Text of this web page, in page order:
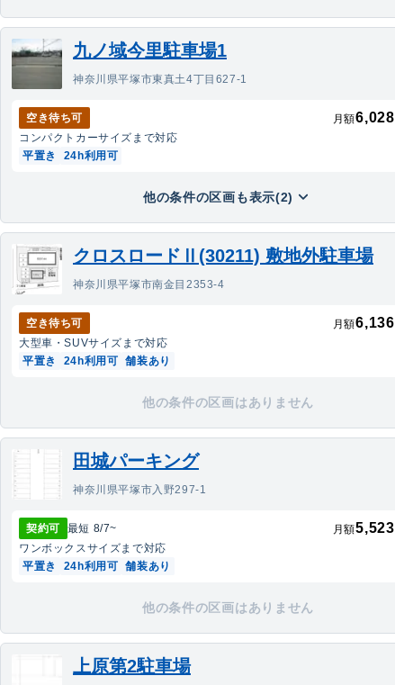
九ノ域今里駐車場1
神奈川県平塚市東真土4丁目627-1
空き待ち可 月額6,028
コンパクトカーサイズまで対応
平置き
24h利用可
他の条件の区画も表示(2)
クロスロードⅡ(30211) 敷地外駐車場
神奈川県平塚市南金目2353-4
空き待ち可 月額6,136
大型車・SUVサイズまで対応
平置き
24h利用可 舗装あり
他の条件の区画はありません
田城パーキング
神奈川県平塚市入野297-1
契約可 最短 8/7~ 月額5,523
ワンボックスサイズまで対応
平置き
24h利用可 舗装あり
他の条件の区画はありません
上原第2駐車場